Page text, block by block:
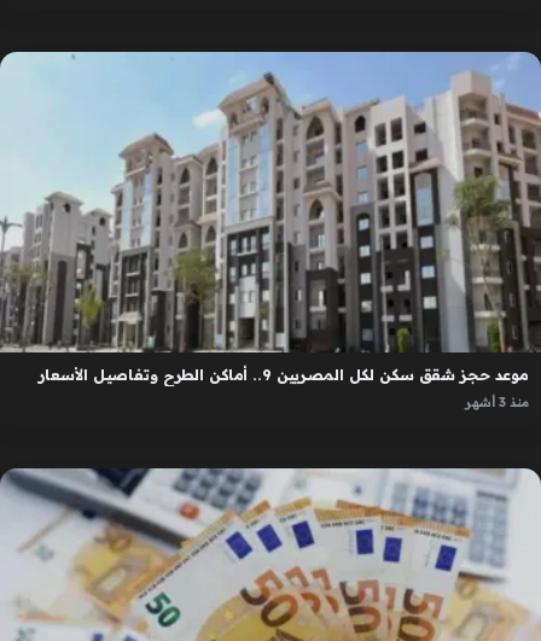
موعد حجز شقق سكن لكل المصريين 9.. أماكن الطرح وتفاصيل الأسعار
منذ 3 أشهر